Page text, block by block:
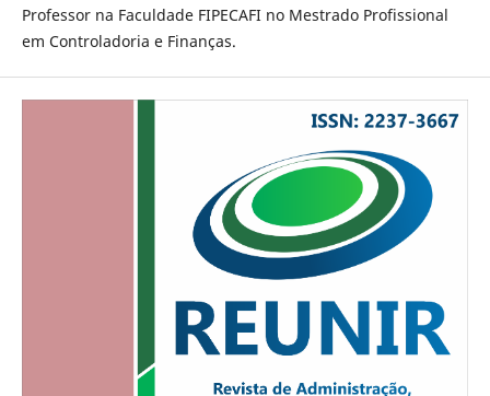
Professor na Faculdade FIPECAFI no Mestrado Profissional
em Controladoria e Finanças.